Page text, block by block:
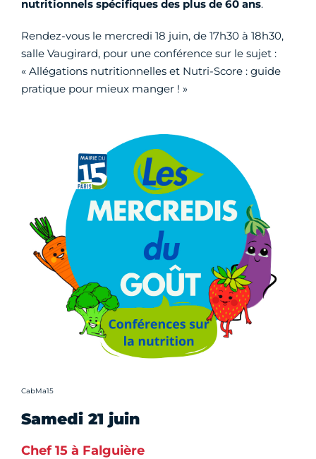
nutritionnels spécifiques des plus de 60 ans.
Rendez-vous le mercredi 18 juin, de 17h30 à 18h30,
salle Vaugirard, pour une conférence sur le sujet :
« Allégations nutritionnelles et Nutri-Score : guide
pratique pour mieux manger ! »
Crédit photo :
CabMa15
Samedi 21 juin
Chef 15 à Falguière